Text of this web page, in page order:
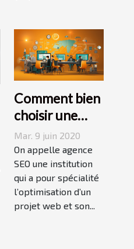
Comment bien
choisir une
agence SEO ?
Mar. 9 juin 2020
On appelle agence
SEO une institution
qui a pour spécialité
l’optimisation d’un
projet web et son...